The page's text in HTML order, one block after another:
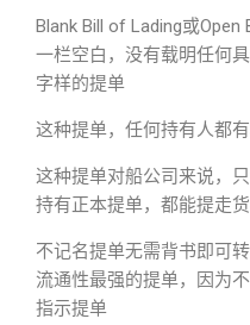
Blank Bill of Lading或
一栏空白，没有载明任何
字样的提单
这种提单，任何持有人都
这种提单对船公司来说，
持有正本提单，都能提走货
不记名提单无需背书即可
流通性最强的提单，因为
指示提单